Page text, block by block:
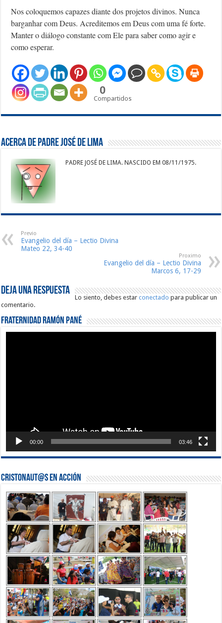
Nos coloquemos capazes diante dos projetos divinos. Nunca
barganhar com Deus. Acreditemos em Deus com uma fé forte.
Manter o diálogo constante com Ele para saber como agir e
como esperar.
0
Compartidos
Acerca de Padre José de Lima
PADRE JOSÉ DE LIMA. NASCIDO EM 08/11/1975.
Previo
Evangelio del día – Lectio Divina
Mateo 22, 34-40
Proximo
Evangelio del día – Lectio Divina
Marcos 6, 17-29
Deja una respuesta
Lo siento, debes estarconectado para publicar un
comentario.
Fraternidad Ramón Pané
00:00 03:46
Cristonaut@s en Acción